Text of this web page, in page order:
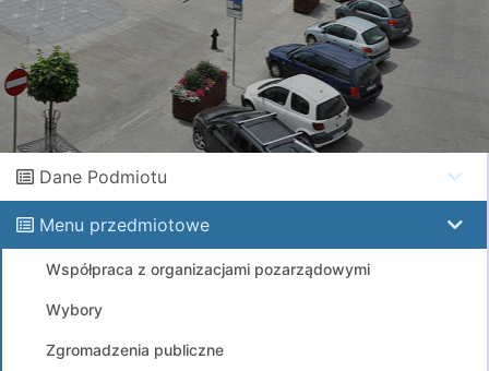
Dane Podmiotu
Menu przedmiotowe
Współpraca z organizacjami pozarządowymi
Wybory
Zgromadzenia publiczne